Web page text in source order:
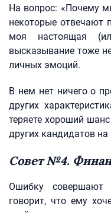
На вопрос: «Почему
некоторые отвечают
моя настоящая
высказывание тоже
личных эмоций.
В нем нет ничего о
других
теряете хороший
других кандидатов на
Совет №4.
Ошибку совершают
говорит, что ему